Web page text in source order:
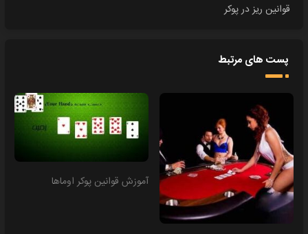
قوانین ریز در پوکر
پست های مرتبط
آموزش قوانین پوکر اوماها